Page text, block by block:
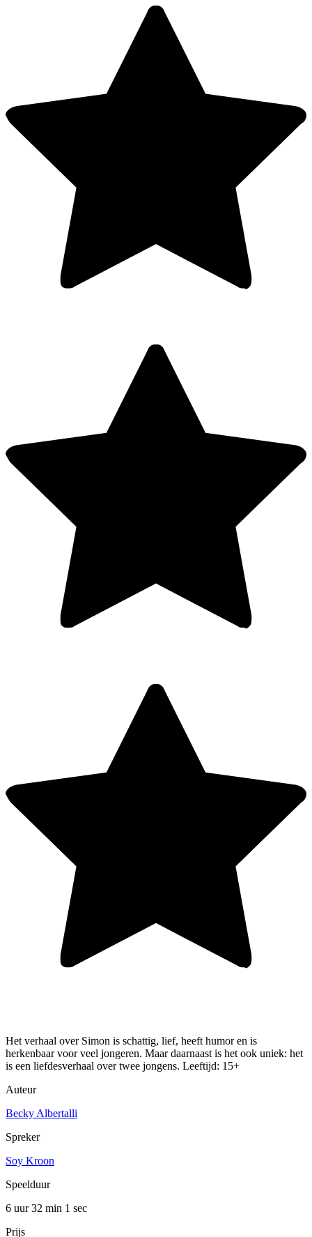
Het verhaal over Simon is schattig, lief, heeft humor en is
herkenbaar voor veel jongeren. Maar daarnaast is het ook uniek: het
is een liefdesverhaal over twee jongens. Leeftijd: 15+
Auteur
Becky Albertalli
Spreker
Soy Kroon
Speelduur
6 uur 32 min 1 sec
Prijs